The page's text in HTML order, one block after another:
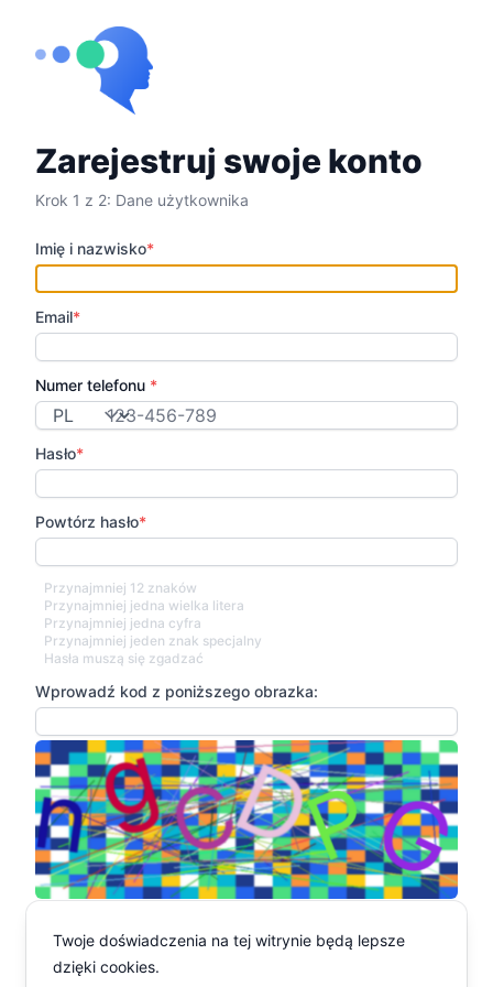
Zarejestruj swoje konto
Krok 1 z 2: Dane użytkownika
Imię i nazwisko*
Email*
Numer telefonu *
Kod kraju
Hasło*
Powtórz hasło*
Przynajmniej 12 znaków
Przynajmniej jedna wielka litera
Przynajmniej jedna cyfra
Przynajmniej jeden znak specjalny
Hasła muszą się zgadzać
Wprowadź kod z poniższego obrazka:
Twoje doświadczenia na tej witrynie będą lepsze
dzięki cookies.